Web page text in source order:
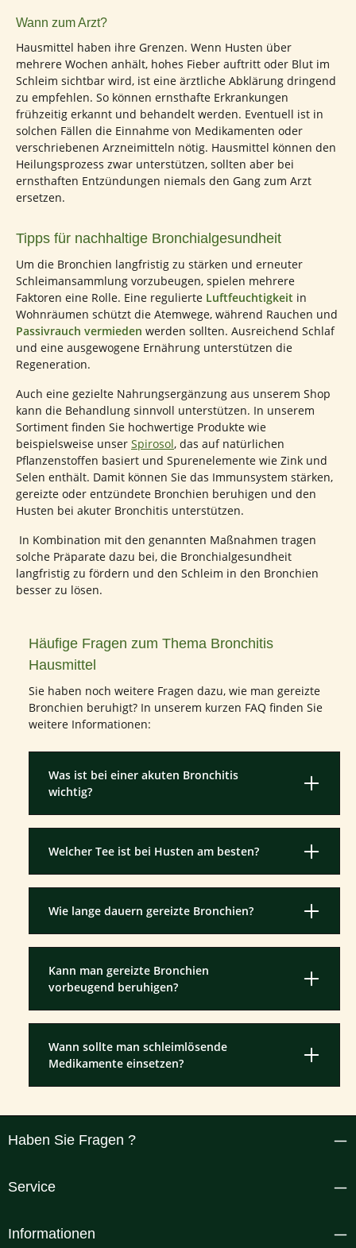
Wann zum Arzt?
Hausmittel haben ihre Grenzen. Wenn Husten über
mehrere Wochen anhält, hohes Fieber auftritt oder Blut im
Schleim sichtbar wird, ist eine ärztliche Abklärung dringend
zu empfehlen. So können ernsthafte Erkrankungen
frühzeitig erkannt und behandelt werden. Eventuell ist in
solchen Fällen die Einnahme von Medikamenten oder
verschriebenen Arzneimitteln nötig. Hausmittel können den
Heilungsprozess zwar unterstützen, sollten aber bei
ernsthaften Entzündungen niemals den Gang zum Arzt
ersetzen.
Tipps für nachhaltige Bronchialgesundheit
Um die Bronchien langfristig zu stärken und erneuter
Schleimansammlung vorzubeugen, spielen mehrere
Faktoren eine Rolle. Eine regulierte Luftfeuchtigkeit in
Wohnräumen schützt die Atemwege, während Rauchen und
Passivrauch vermieden werden sollten. Ausreichend Schlaf
und eine ausgewogene Ernährung unterstützen die
Regeneration.
Auch eine gezielte Nahrungsergänzung aus unserem Shop
kann die Behandlung sinnvoll unterstützen. In unserem
Sortiment finden Sie hochwertige Produkte wie
beispielsweise unser Spirosol, das auf natürlichen
Pflanzenstoffen basiert und Spurenelemente wie Zink und
Selen enthält. Damit können Sie das Immunsystem stärken,
gereizte oder entzündete Bronchien beruhigen und den
Husten bei akuter Bronchitis unterstützen.
In Kombination mit den genannten Maßnahmen tragen
solche Präparate dazu bei, die Bronchialgesundheit
langfristig zu fördern und den Schleim in den Bronchien
besser zu lösen.
Häufige Fragen zum Thema Bronchitis
Hausmittel
Sie haben noch weitere Fragen dazu, wie man gereizte
Bronchien beruhigt? In unserem kurzen FAQ finden Sie
weitere Informationen:
Was ist bei einer akuten Bronchitis
wichtig?
Welcher Tee ist bei Husten am besten?
Wie lange dauern gereizte Bronchien?
Kann man gereizte Bronchien
vorbeugend beruhigen?
Wann sollte man schleimlösende
Medikamente einsetzen?
Haben Sie Fragen ?
Service
Informationen